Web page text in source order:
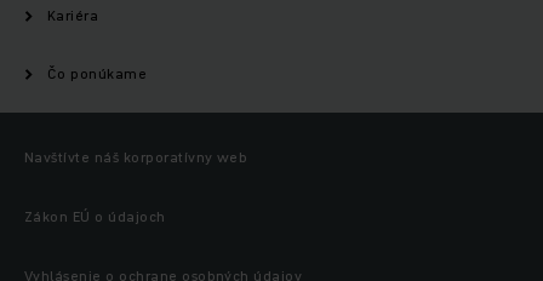
Kariéra
Čo ponúkame
Navštívte náš korporatívny web
Zákon EÚ o údajoch
Vyhlásenie o ochrane osobných údajov